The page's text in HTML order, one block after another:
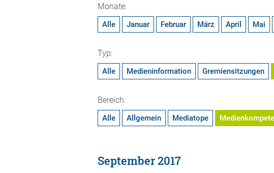
Monate:
Alle Januar Februar März April Mai
Typ:
Alle Medieninformation Gremiensitzungen
Bereich:
Alle Allgemein Mediatope
September 2017